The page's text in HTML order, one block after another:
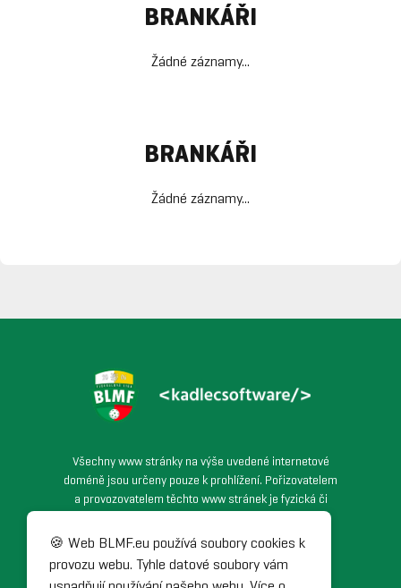
BRANKÁŘI
Žádné záznamy...
BRANKÁŘI
Žádné záznamy...
Všechny www stránky na výše uvedené internetové
doméně jsou určeny pouze k prohlížení. Pořizovatelem
a provozovatelem těchto www stránek je fyzická či
zákona, která spravuje veškerý obsah těchto www
udělena, jsou vyhrazena. Jakékoliv užití těchto www
🍪 Web BLMF.eu používá soubory cookies k
provozu webu. Tyhle datové soubory vám